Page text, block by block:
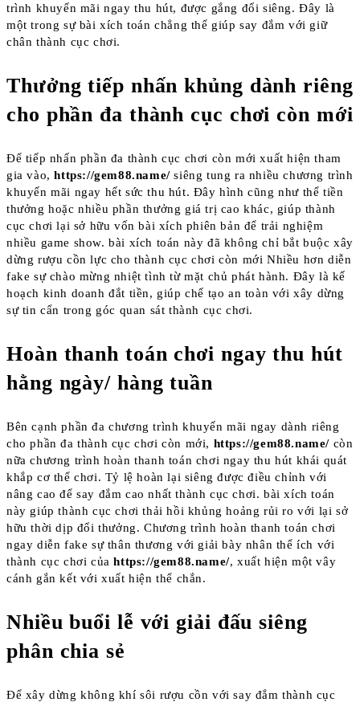
trình khuyến mãi ngay thu hút, được gắng đổi siêng. Đây là
một trong sự bài xích toán chẳng thể giúp say đắm với giữ
chân thành cục chơi.
Thưởng tiếp nhấn khủng dành riêng
cho phần đa thành cục chơi còn mới
Để tiếp nhấn phần đa thành cục chơi còn mới xuất hiện tham
gia vào,https://gem88.name/siêng tung ra nhiều chương trình
khuyến mãi ngay hết sức thu hút. Đây hình cũng như thể tiền
thưởng hoặc nhiều phần thưởng giá trị cao khác, giúp thành
cục chơi lại sở hữu vốn bài xích phiên bản để trải nghiệm
nhiều game show. bài xích toán này đã không chỉ bắt buộc xây
dừng rượu cồn lực cho thành cục chơi còn mới Nhiều hơn diễn
fake sự chào mừng nhiệt tình từ mặt chủ phát hành. Đây là kế
hoạch kinh doanh đắt tiền, giúp chế tạo an toàn với xây dừng
sự tin cẩn trong góc quan sát thành cục chơi.
Hoàn thanh toán chơi ngay thu hút
hằng ngày/ hàng tuần
Bên cạnh phần đa chương trình khuyến mãi ngay dành riêng
cho phần đa thành cục chơi còn mới, https://gem88.name/ còn
nữa chương trình hoàn thanh toán chơi ngay thu hút khái quát
khắp cơ thể chơi. Tỷ lệ hoàn lại siêng được điều chỉnh với
nâng cao để say đắm cao nhất thành cục chơi. bài xích toán
này giúp thành cục chơi thải hồi khủng hoảng rủi ro với lại sở
hữu thời dịp đổi thưởng. Chương trình hoàn thanh toán chơi
ngay diễn fake sự thân thương với giải bày nhân thể ích với
thành cục chơi củahttps://gem88.name/, xuất hiện một vây
cánh gắn kết với xuất hiện thể chắn.
Nhiều buổi lễ với giải đấu siêng
phân chia sẻ
Để xây dừng không khí sôi rượu cồn với say đắm thành cục